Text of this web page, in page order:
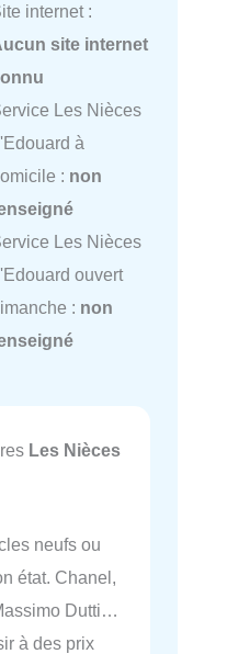
internet :
site internet
Les Nièces
à
: non
Les Nièces
ouvert
: non
Les Nièces
neufs ou
état. Chanel,
Dutti…
à des prix